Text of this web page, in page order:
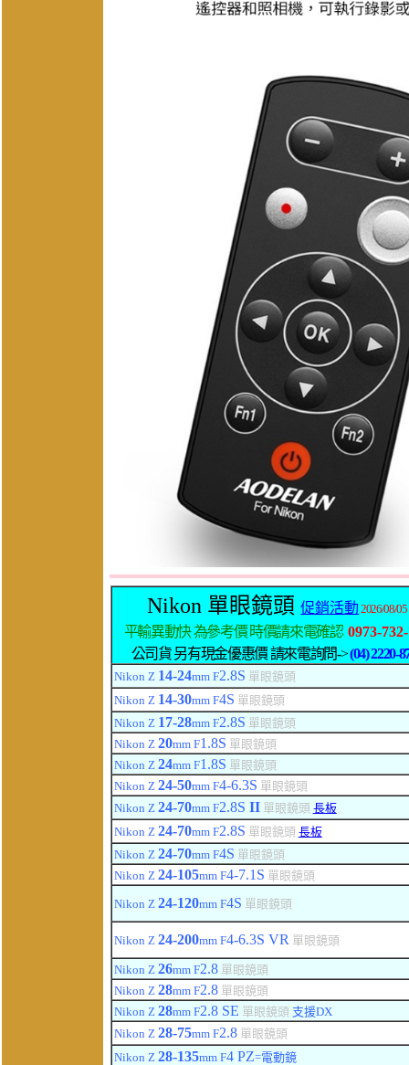
Nikon 單眼鏡頭促銷活動 2026/08/05
平輸異動快 為參考價 時價請來電確認 0973-
公司貨 另有現金優惠價 請來電詢問->(04) 2220-
Nikon Z 14-24mm F2.8S 單眼鏡頭
Nikon Z 14-30mm F4S 單眼鏡頭
Nikon Z 17-28mm F2.8S 單眼鏡頭
Nikon Z 20mm F1.8S 單眼鏡頭
Nikon Z 24mm F1.8S 單眼鏡頭
Nikon Z 24-50mm F4-6.3S 單眼鏡頭
Nikon Z 24-70mm F2.8S II 單眼鏡頭 長板
Nikon Z 24-70mm F2.8S 單眼鏡頭 長板
Nikon Z 24-70mm F4S 單眼鏡頭
Nikon Z 24-105mm F4-7.1 S 單眼鏡頭
Nikon Z 24-120mm F4S 單眼鏡頭
Nikon Z 24-200mm F4-6.3S VR 單眼鏡頭
Nikon Z 26mm F2.8 單眼鏡頭
Nikon Z 28mm F2.8 單眼鏡頭
Nikon Z 28mm F2.8 SE 單眼鏡頭 支援DX
Nikon Z 28-75mm F2.8 單眼鏡頭
Nikon Z 28-135mm F4 PZ=電動鏡